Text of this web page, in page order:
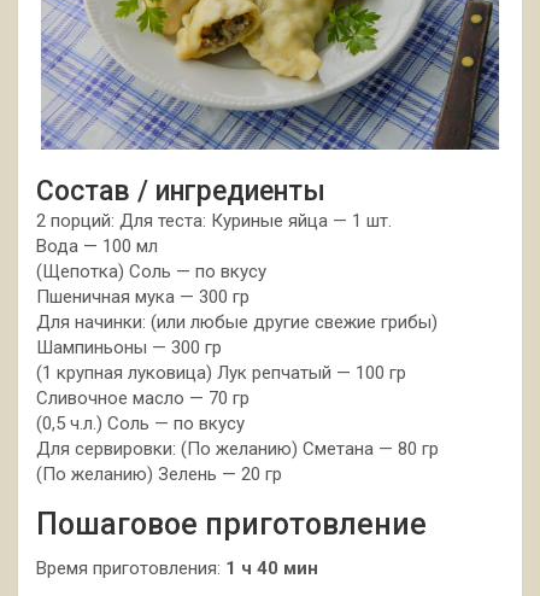
Состав / ингредиенты
2 порций: Для теста: Куриные яйца — 1 шт.
Вода — 100 мл
(Щепотка) Соль — по вкусу
Пшеничная мука — 300 гр
Для начинки: (или любые другие свежие грибы)
Шампиньоны — 300 гр
(1 крупная луковица) Лук репчатый — 100 гр
Сливочное масло — 70 гр
(0,5 ч.л.) Соль — по вкусу
Для сервировки: (По желанию) Сметана — 80 гр
(По желанию) Зелень — 20 гр
Пошаговое приготовление
Время приготовления: 1 ч 40 мин